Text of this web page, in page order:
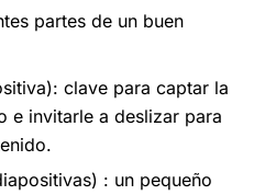
partes de un buen
clave para captar la
e invitarle a deslizar para
: un pequeño